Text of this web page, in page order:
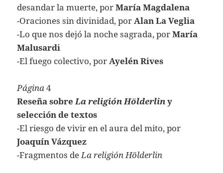
desandar la muerte, porMaría Magdalena
-Oraciones sin divinidad, porAlan La Veglia
-Lo que nos dejó la noche sagrada, porMaría
Malusardi
-El fuego colectivo, porAyelén Rives
Página4
Reseña sobreLa religión Hölderliny
selección de textos
-El riesgo de vivir en el aura del mito, por
Joaquín Vázquez
-Fragmentos deLa religión Hölderlin